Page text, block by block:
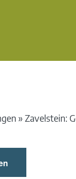
» Zavelstein: